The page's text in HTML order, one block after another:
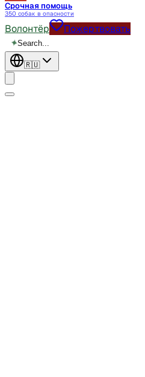
Срочная помощь
350 собак в опасности
Волонтёр Пожертвовать
✦Search...
🇷🇺